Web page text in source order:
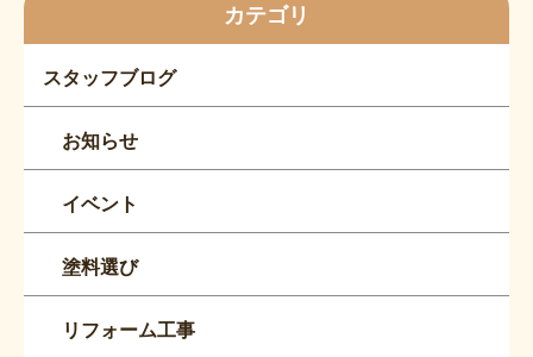
カテゴリ
スタッフブログ
お知らせ
イベント
塗料選び
リフォーム工事